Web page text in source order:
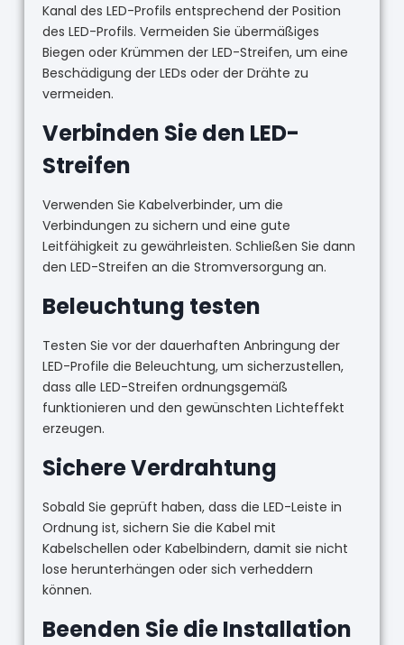
Kanal des LED-Profils entsprechend der Position
des LED-Profils. Vermeiden Sie übermäßiges
Biegen oder Krümmen der LED-Streifen, um eine
Beschädigung der LEDs oder der Drähte zu
vermeiden.
Verbinden Sie den LED-
Streifen
Verwenden Sie Kabelverbinder, um die
Verbindungen zu sichern und eine gute
Leitfähigkeit zu gewährleisten. Schließen Sie dann
den LED-Streifen an die Stromversorgung an.
Beleuchtung testen
Testen Sie vor der dauerhaften Anbringung der
LED-Profile die Beleuchtung, um sicherzustellen,
dass alle LED-Streifen ordnungsgemäß
funktionieren und den gewünschten Lichteffekt
erzeugen.
Sichere Verdrahtung
Sobald Sie geprüft haben, dass die LED-Leiste in
Ordnung ist, sichern Sie die Kabel mit
Kabelschellen oder Kabelbindern, damit sie nicht
lose herunterhängen oder sich verheddern
können.
Beenden Sie die Installation